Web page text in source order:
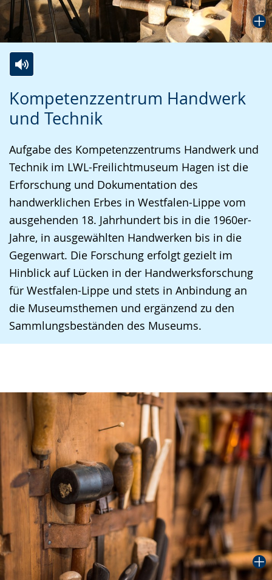
Kompetenzzentrum Handwerk
und Technik
Aufgabe des Kompetenzzentrums Handwerk und
Technik im LWL-Freilichtmuseum Hagen ist die
Erforschung und Dokumentation des
handwerklichen Erbes in Westfalen-Lippe vom
ausgehenden 18. Jahrhundert bis in die 1960er-
Jahre, in ausgewählten Handwerken bis in die
Gegenwart. Die Forschung erfolgt gezielt im
Hinblick auf Lücken in der Handwerksforschung
für Westfalen-Lippe und stets in Anbindung an
die Museumsthemen und ergänzend zu den
Sammlungsbeständen des Museums.
Leichten
Sprache
Audio-
Unterstützung.
Video
in
Gebärdensprache
wird
angezeigt.